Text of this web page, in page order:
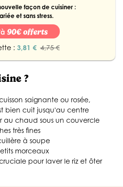
façon de cuisiner :
et sans stress.
90€ offerts
: 3,81 € 4,75 €
?
saignante ou rosée,
bien cuit jusqu'au centre
au chaud sous un couvercle
très fines
à soupe
morceaux
pour laver le riz et ôter